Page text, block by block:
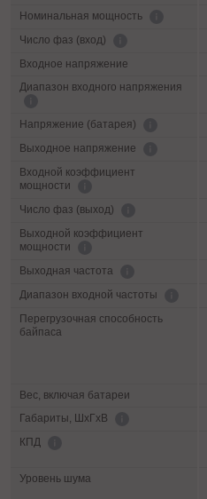
Номинальная мощность
Число фаз (вход)
Входное напряжение
Диапазон входного напряжения
Напряжение (батарея)
Выходное напряжение
Входной коэффициент
мощности
Число фаз (выход)
Выходной коэффициент
мощности
Выходная частота
Диапазон входной частоты
Перегрузочная способность
байпаса
Вес, включая батареи
Габариты, ШхГхВ
КПД
Уровень шума